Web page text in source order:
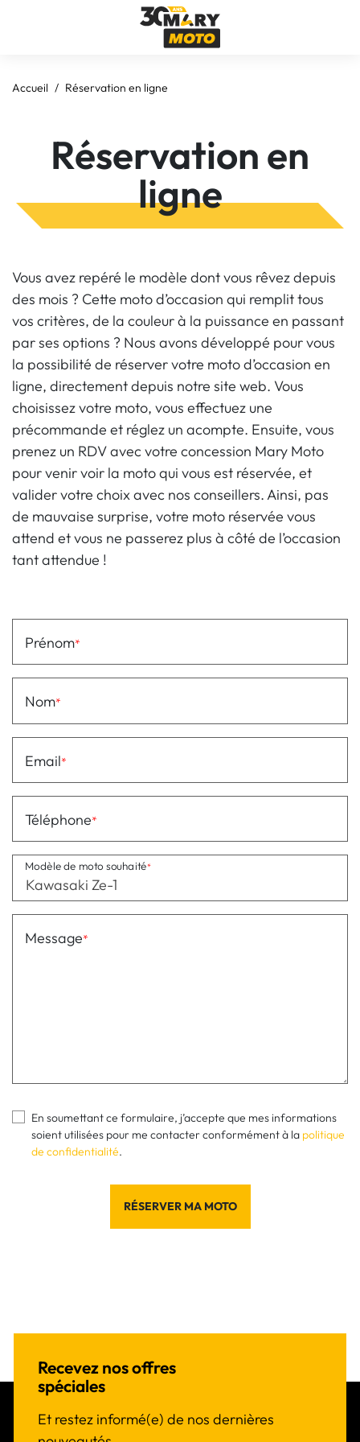
Accueil Réservation en ligne
Réservation en
ligne
Vous avez repéré le modèle dont vous rêvez depuis
des mois ? Cette moto d’occasion qui remplit tous
vos critères, de la couleur à la puissance en passant
par ses options ? Nous avons développé pour vous
la possibilité de réserver votre moto d’occasion en
ligne, directement depuis notre site web. Vous
choisissez votre moto, vous effectuez une
précommande et réglez un acompte. Ensuite, vous
prenez un RDV avec votre concession Mary Moto
pour venir voir la moto qui vous est réservée, et
valider votre choix avec nos conseillers. Ainsi, pas
de mauvaise surprise, votre moto réservée vous
attend et vous ne passerez plus à côté de l’occasion
tant attendue !
Prénom
Nom
Email
Téléphone
Modèle de moto souhaité
Message
En soumettant ce formulaire, j’accepte que mes informations
soient utilisées pour me contacter conformément à la politique
de confidentialité.
RÉSERVER MA MOTO
Recevez nos offres
spéciales
Et restez informé(e) de nos dernières